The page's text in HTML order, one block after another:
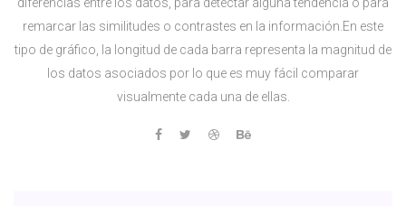
remarcar las similitudes o contrastes en la información.En este
tipo de gráfico, la longitud de cada barra representa la magnitud de
los datos asociados por lo que es muy fácil comparar
visualmente cada una de ellas.